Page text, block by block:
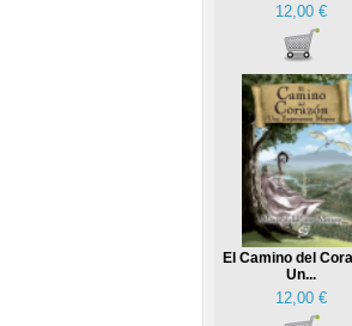
12,00 €
El Camino del
Un...
12,00 €